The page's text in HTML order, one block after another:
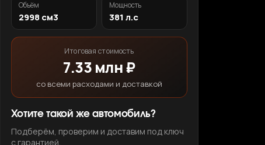
Объём
2998 см3
Мощность
381 л.с
Итоговая стоимость
7.33 млн ₽
со всеми расходами и доставкой
Хотите такой же автомобиль?
Подберём, проверим и доставим под ключ
с гарантией.